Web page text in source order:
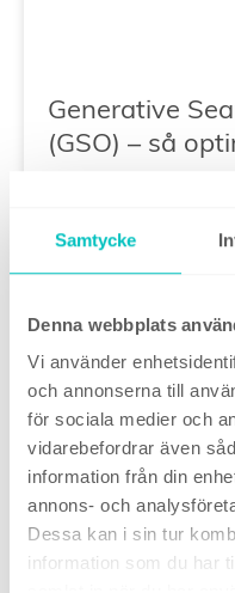
Samtycke
Denna webbplats
Vi använder
och annonserna till
för sociala medier och
vidarebefordrar även
information från din
annons- och
Dessa kan i sin tur
information som du har
Generative
(GSO) – så
AI Overviews
– så påverkar